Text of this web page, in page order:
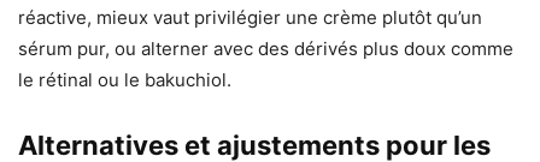
réactive, mieux vaut privilégier une crème plutôt qu’un
sérum pur, ou alterner avec des dérivés plus doux comme
le rétinal ou le bakuchiol.
Alternatives et ajustements pour les